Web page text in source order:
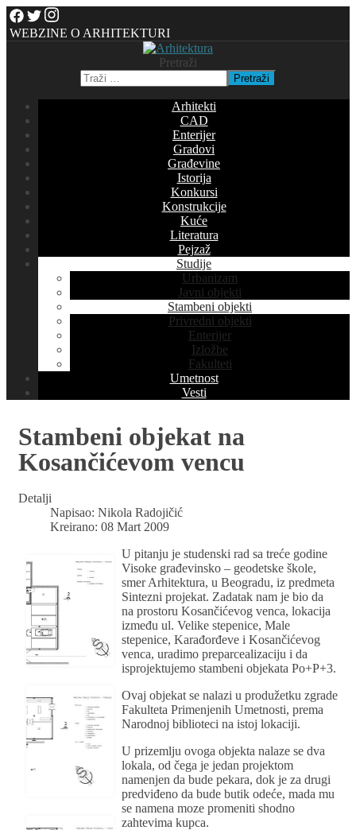
WEBZINE O ARHITEKTURI
Pretraži
Pretraži
Arhitekti
CAD
Enterijer
Gradovi
Građevine
Istorija
Konkursi
Konstrukcije
Kuće
Literatura
Pejzaž
Studije
Urbanizam
Javni objekti
Stambeni objekti
Privredni objekti
Enterijer
Izložbe
Fakulteti
Umetnost
Vesti
Stambeni objekat na
Kosančićevom vencu
Detalji
Napisao: Nikola Radojičić
Kreirano: 08 Mart 2009
U pitanju je studenski rad sa treće godine
Visoke građevinsko – geodetske škole,
smer Arhitektura, u Beogradu, iz predmeta
Sintezni projekat. Zadatak nam je bio da
na prostoru Kosančićevog venca, lokacija
između ul. Velike stepenice, Male
stepenice, Karađorđeve i Kosančićevog
venca, uradimo preparcealizaciju i da
isprojektujemo stambeni objekata Po+P+3.
Ovaj objekat se nalazi u produžetku zgrade
Fakulteta Primenjenih Umetnosti, prema
Narodnoj biblioteci na istoj lokaciji.
U prizemlju ovoga objekta nalaze se dva
lokala, od čega je jedan projektom
namenjen da bude pekara, dok je za drugi
predviđeno da bude butik odeće, mada mu
se namena moze promeniti shodno
zahtevima kupca.